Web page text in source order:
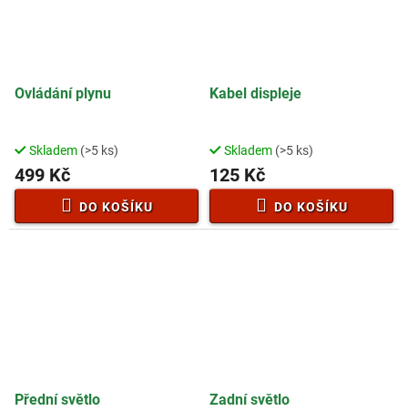
Ovládání plynu
Skladem (>5 ks)
499 Kč
DO KOŠÍKU
Kabel displeje
Skladem (>5 ks)
125 Kč
DO KOŠÍKU
Přední světlo Zadní světlo